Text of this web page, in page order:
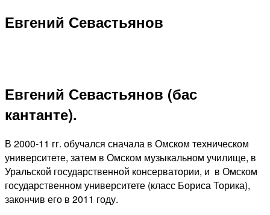
Евгений Севастьянов
Евгений Севастьянов (бас
кантанте).
В 2000-11 гг. обучался сначала в Омском техническом
университете, затем в Омском музыкальном училище, в
Уральской государственной консерватории, и в Омском
государственном университете (класс Бориса Торика),
закончив его в 2011 году.